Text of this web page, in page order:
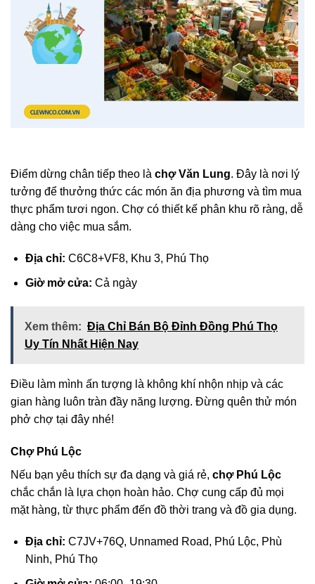
Điểm dừng chân tiếp theo là chợ Văn Lung. Đây là nơi lý
tưởng để thưởng thức các món ăn địa phương và tìm mua
thực phẩm tươi ngon. Chợ có thiết kế phân khu rõ ràng, dễ
dàng cho việc mua sắm.
Địa chỉ: C6C8+VF8, Khu 3, Phú Thọ
Giờ mở cửa: Cả ngày
Xem thêm: Địa Chỉ Bán Bộ Đỉnh Đồng Phú Thọ
Uy Tín Nhất Hiện Nay
Điều làm mình ấn tượng là không khí nhộn nhịp và các
gian hàng luôn tràn đầy năng lượng. Đừng quên thử món
phở chợ tại đây nhé!
Chợ Phú Lộc
Nếu bạn yêu thích sự đa dạng và giá rẻ, chợ Phú Lộc
chắc chắn là lựa chọn hoàn hảo. Chợ cung cấp đủ mọi
mặt hàng, từ thực phẩm đến đồ thời trang và đồ gia dụng.
Địa chỉ: C7JV+76Q, Unnamed Road, Phú Lộc, Phù
Ninh, Phú Thọ